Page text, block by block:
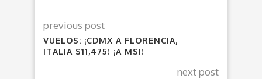
previous post
VUELOS: ¡CDMX A FLORENCIA,
ITALIA $11,475! ¡A MSI!
next post